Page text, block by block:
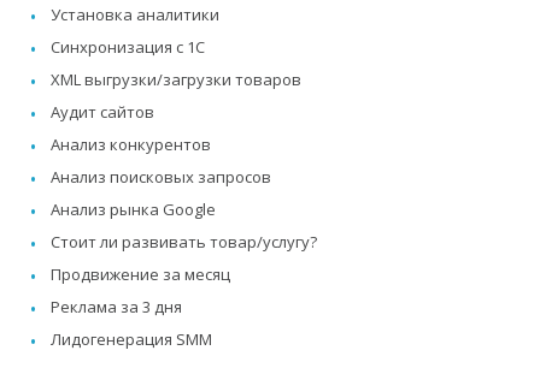
Установка аналитики
Синхронизация с 1C
XML выгрузки/загрузки товаров
Аудит сайтов
Анализ конкурентов
Анализ поисковых запросов
Анализ рынка Google
Стоит ли развивать товар/услугу?
Продвижение за месяц
Реклама за 3 дня
Лидогенерация SMM